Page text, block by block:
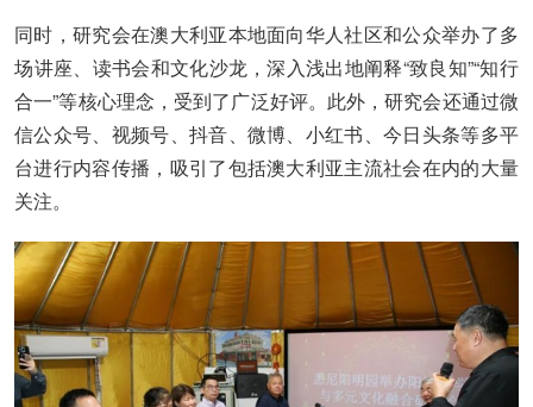
同时，研究会在澳大利亚本地面向华人社区和公众举办了多
场讲座、读书会和文化沙龙，深入浅出地阐释“致良知”“知行
合一”等核心理念，受到了广泛好评。此外，研究会还通过微
信公众号、视频号、抖音、微博、小红书、今日头条等多平
台进行内容传播，吸引了包括澳大利亚主流社会在内的大量
关注。